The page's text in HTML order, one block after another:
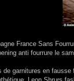
France Sans
anti fourrure le
de garnitures en